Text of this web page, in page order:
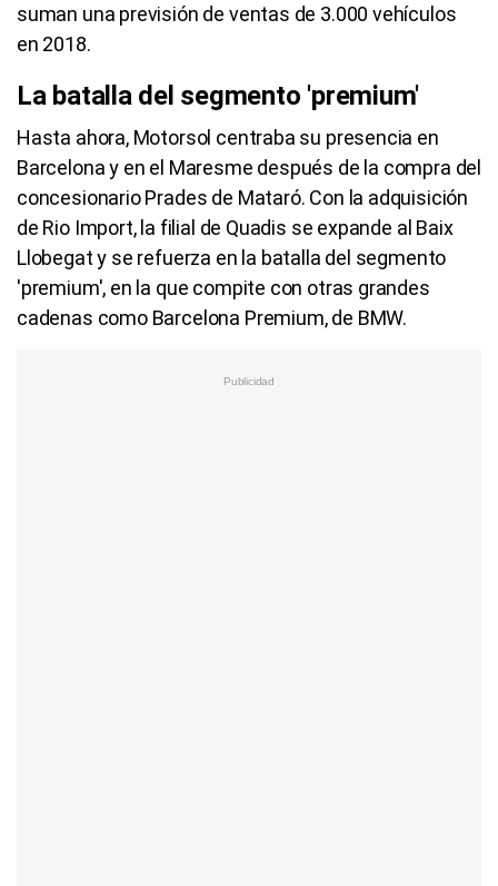
suman una previsión de ventas de 3.000 vehículos
en 2018.
La batalla del segmento 'premium'
Hasta ahora, Motorsol centraba su presencia en
Barcelona y en el Maresme después de la compra del
concesionario Prades de Mataró. Con la adquisición
de Rio Import, la filial de Quadis se expande al Baix
Llobegat y se refuerza en la batalla del segmento
'premium', en la que compite con otras grandes
cadenas como Barcelona Premium, de BMW.